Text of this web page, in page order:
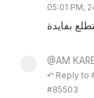
05:01 PM,
بفايدة
@AM
↶ Reply to
#85503